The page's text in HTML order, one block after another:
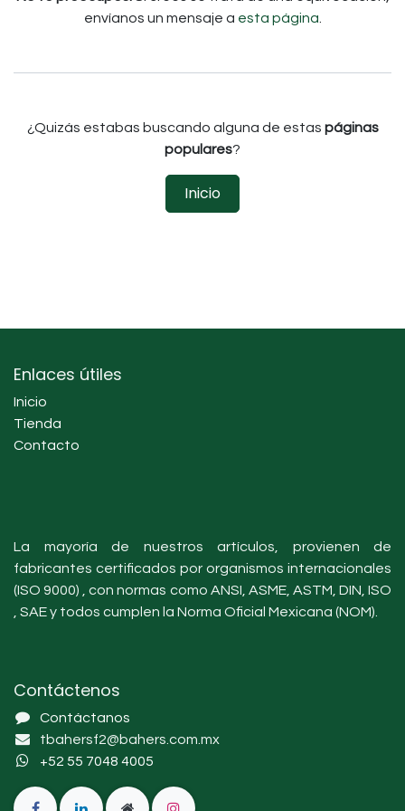
envíanos un mensaje a esta página
¿Quizás estabas buscando alguna de estas páginas
populares?
Inicio
Enlaces útiles
Inicio
Tienda
Contacto
La mayoría de nuestros artículos, provienen de
fabricantes certificados por organismos internacionales
(ISO 9000) , con normas como ANSI, ASME, ASTM, DIN, ISO
, SAE y todos cumplen la Norma Oficial Mexicana (NOM).
Contáctenos
Contáctanos
tbahersf2@bahers.com.mx
+52 55 7048 4005